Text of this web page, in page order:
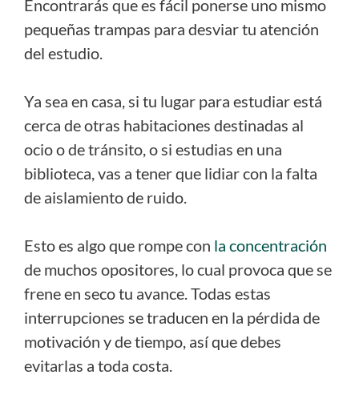
Encontrarás que es fácil ponerse uno mismo
pequeñas trampas para desviar tu atención
del estudio.
Ya sea en casa, si tu lugar para estudiar está
cerca de otras habitaciones destinadas al
ocio o de tránsito, o si estudias en una
biblioteca, vas a tener que lidiar con la falta
de aislamiento de ruido.
Esto es algo que rompe con la concentración
de muchos opositores, lo cual provoca que se
frene en seco tu avance. Todas estas
interrupciones se traducen en la pérdida de
motivación y de tiempo, así que debes
evitarlas a toda costa.